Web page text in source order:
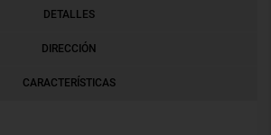
DETALLES
DIRECCIÓN
CARACTERÍSTICAS